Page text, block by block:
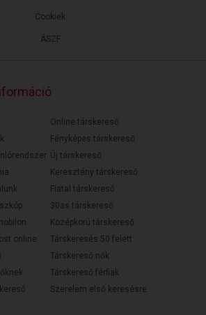
ÁSZF
Cookiek
online
Online társkereső
Fényképes társkereső
Új társkereső
Keresztény társkereső
Fiatal társkereső
30as társkereső
Középkorú társkereső
Társkeresés 50 felett
Társkereső nők
Társkereső férfiak
Szerelem első keresésre